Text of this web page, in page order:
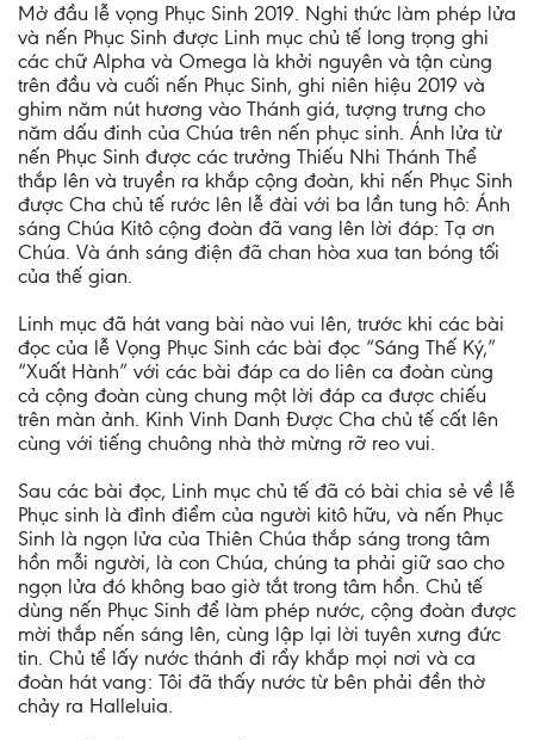
Mở đầu lễ vọng Phục Sinh 2019. Nghi thức làm phép lửa
và nến Phục Sinh được Linh mục chủ tế long trọng ghi
các chữ Alpha và Omega là khởi nguyên và tận cùng
trên đầu và cuối nến Phục Sinh, ghi niên hiệu 2019 và
ghim năm nút hương vào Thánh giá, tượng trưng cho
năm dấu đinh của Chúa trên nến phục sinh. Ánh lửa từ
nến Phục Sinh được các trưởng Thiếu Nhi Thánh Thể
thắp lên và truyền ra khắp cộng đoàn, khi nến Phục Sinh
được Cha chủ tế rước lên lễ đài với ba lần tung hô: Ánh
sáng Chúa Kitô cộng đoàn đã vang lên lời đáp: Tạ ơn
Chúa. Và ánh sáng điện đã chan hòa xua tan bóng tối
của thế gian.
Linh mục đã hát vang bài nào vui lên, trước khi các bài
đọc của lễ Vọng Phục Sinh các bài đọc “Sáng Thế Ký,”
“Xuất Hành” với các bài đáp ca do liên ca đoàn cùng
cả cộng đoàn cùng chung một lời đáp ca được chiếu
trên màn ảnh. Kinh Vinh Danh Được Cha chủ tế cất lên
cùng với tiếng chuông nhà thờ mừng rỡ reo vui.
Sau các bài đọc, Linh mục chủ tế đã có bài chia sẻ về lễ
Phục sinh là đỉnh điểm của người kitô hữu, và nến Phục
Sinh là ngọn lửa của Thiên Chúa thắp sáng trong tâm
hồn mỗi người, là con Chúa, chúng ta phải giữ sao cho
ngọn lửa đó không bao giờ tắt trong tâm hồn. Chủ tế
dùng nến Phục Sinh để làm phép nước, cộng đoàn được
mời thắp nến sáng lên, cùng lập lại lời tuyên xưng đức
tin. Chủ tể lấy nước thánh đi rẩy khắp mọi nơi và ca
đoàn hát vang: Tôi đã thấy nước từ bên phải đền thờ
chảy ra Halleluia.